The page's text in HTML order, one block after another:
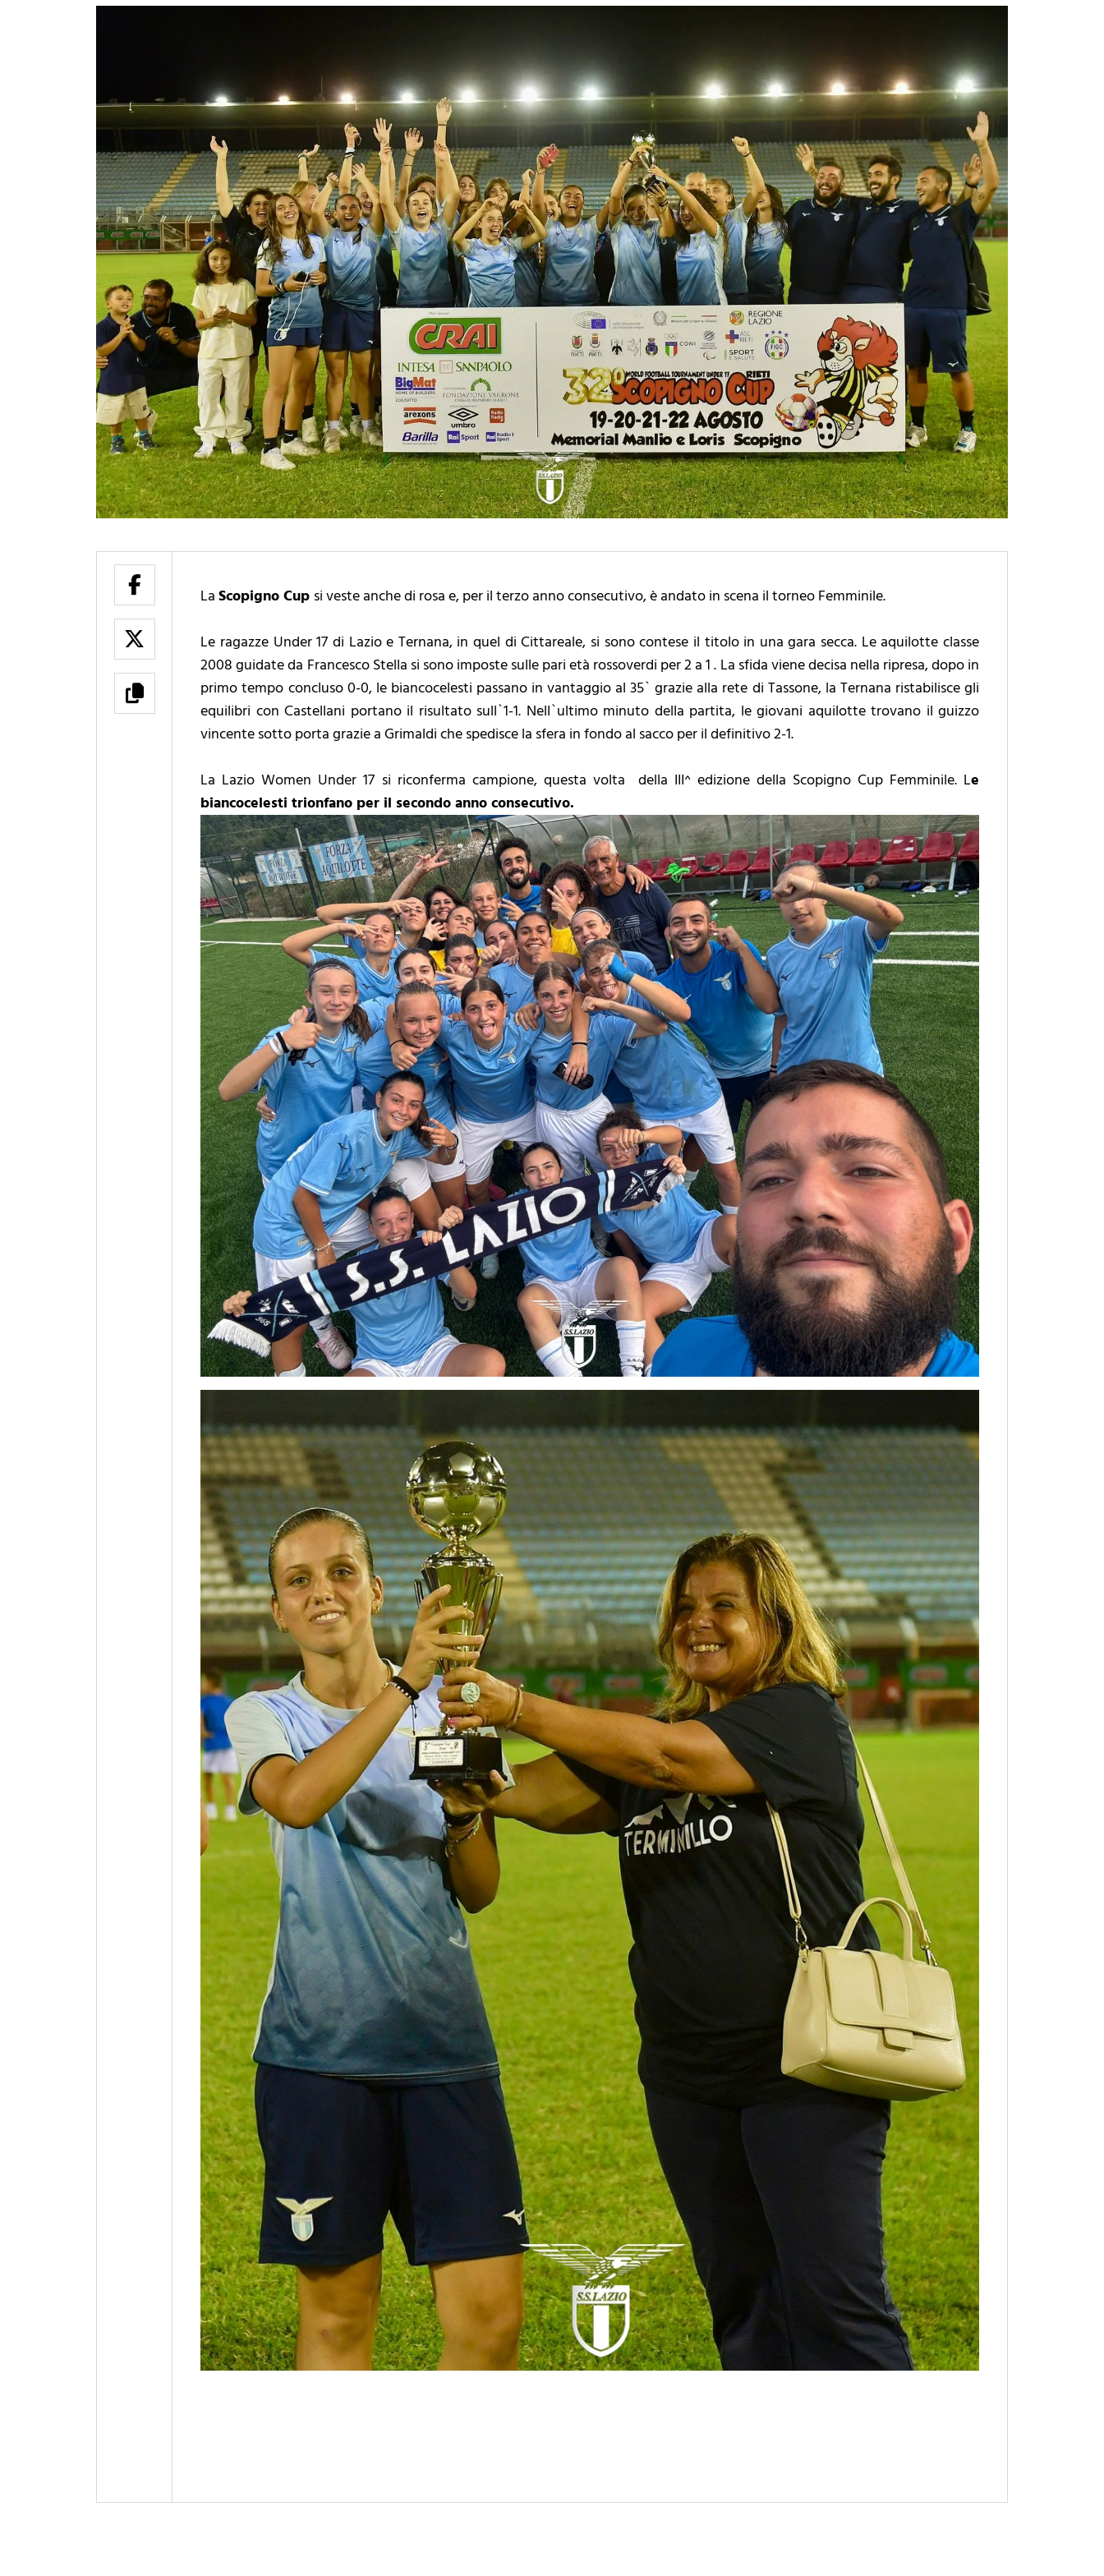
LaScopigno Cup si veste anche di rosa e, per il terzo anno consecutivo, è andato in scena il torneo Femminile.
Le ragazze Under 17 di Lazio e Ternana, in quel di Cittareale, si sono contese il titolo in una gara secca. Le aquilotte classe
2008 guidate da Francesco Stella si sono imposte sulle pari età rossoverdi per 2 a 1 . La sfida viene decisa nella ripresa, dopo in
primo tempo concluso 0-0, le biancocelesti passano in vantaggio al 35` grazie alla rete di Tassone, la Ternana ristabilisce gli
equilibri con Castellani portano il risultato sull`1-1. Nell`ultimo minuto della partita, le giovani aquilotte trovano il guizzo
vincente sotto porta grazie a Grimaldi che spedisce la sfera in fondo al sacco per il definitivo 2-1.
La Lazio Women Under 17 si riconferma campione, questa volta della III^ edizione della Scopigno Cup Femminile. Le
biancocelesti trionfano per il secondo anno consecutivo.